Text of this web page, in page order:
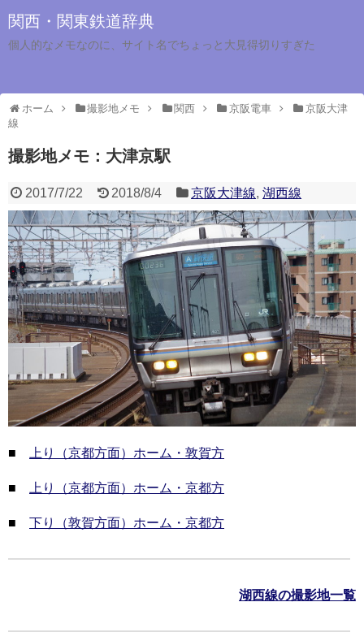
関西・関東鉄道辞典
個人的なメモなのに、サイト名でちょっと大見得切りすぎた
ホーム 撮影地メモ 関西 京阪電車
京阪大津
線
撮影地メモ：大津京駅
2017/7/22 2018/8/4 京阪大津線,湖西線
■ 上り（京都方面）ホーム・敦賀方
■ 上り（京都方面）ホーム・京都方
■ 下り（敦賀方面）ホーム・京都方
湖西線の撮影地一覧